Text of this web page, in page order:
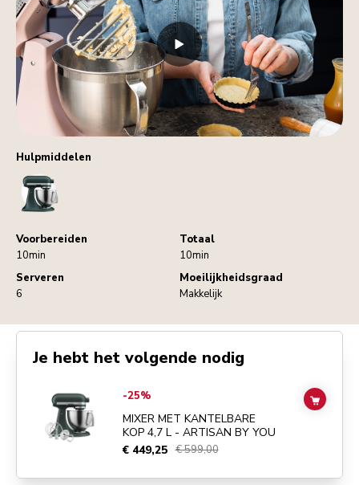
Hulpmiddelen
StandMixer
Voorbereiden
10min
Totaal
10min
Serveren
6
Moeilijkheidsgraad
Makkelijk
Je hebt het volgende nodig
Go toMIXER MET KANTELBARE KOP 4,7 L - ARTISAN BY YOU
-25%
MIXER MET KANTELBARE
KOP 4,7 L - ARTISAN BY YOU
€ 449,25 € 599,00
ADD